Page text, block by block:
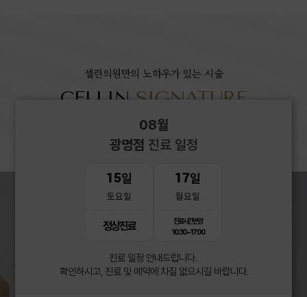
셀린의원만의 노하우가 있는 시술
CELLIN SIGNATURE
08월
광명점 진료 일정
15일
토요일
정상진료
17일
월요일
진료시간변경
10:30~17:00
진료 일정 안내드립니다.
확인하시고, 진료 및 예약에 차질 없으시길 바랍니다.